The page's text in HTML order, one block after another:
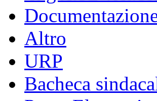
Altro
URP
Bacheca